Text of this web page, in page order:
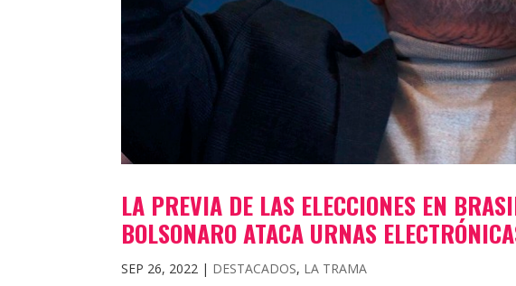
LA PREVIA DE LAS ELECCIONES EN
BOLSONARO ATACA URNAS
SEP 26, 2022 | DESTACADOS, LA TRAMA